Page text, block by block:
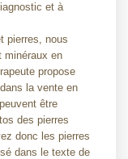
et à
pierres, nous
minéraux en
propose
la vente en
être
des pierres
donc les pierres
dans le texte de